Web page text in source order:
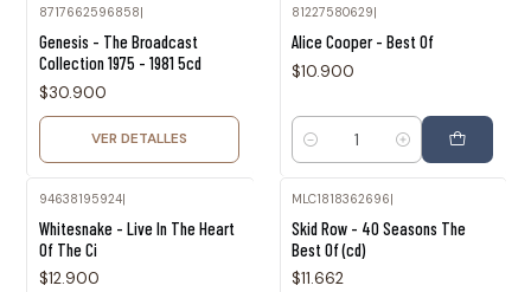
8717662596858|
Genesis - The Broadcast
Collection 1975 - 1981 5cd
$30.900
VER DETALLES
81227580629|
Alice Cooper - Best Of
$10.900
Cantidad
94638195924|
Whitesnake - Live In The Heart
Of The Ci
$12.900
MLC1818362696|
Skid Row - 40 Seasons The
Best Of (cd)
$11.662